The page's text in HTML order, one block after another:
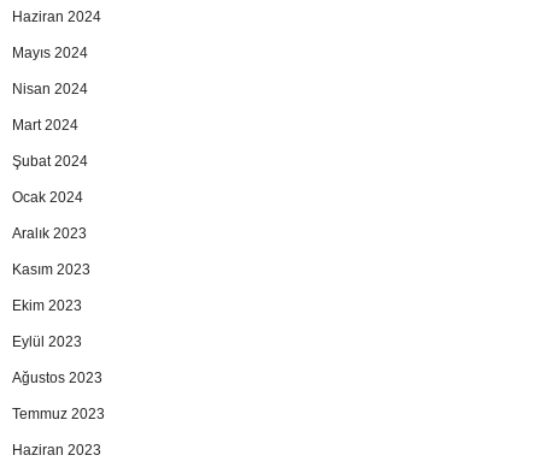
Haziran 2024
Mayıs 2024
Nisan 2024
Mart 2024
Şubat 2024
Ocak 2024
Aralık 2023
Kasım 2023
Ekim 2023
Eylül 2023
Ağustos 2023
Temmuz 2023
Haziran 2023